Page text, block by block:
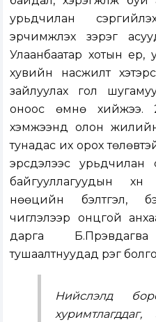
урьдчилан
эрчимжүүлэх зэрэг
Улаанбаатар хотын
хувийн насжилт
зайлуулах гол
оноос өмнө хийжээ.
хэмжээнд олон
тунадас их орох
эрсдэлээс урьдчилан
байгууллагуудын
нөөцийн бэлтгэл,
чиглэлээр онцгой
дарга
тушаалтнуудад үүрэг
Нийслэлд